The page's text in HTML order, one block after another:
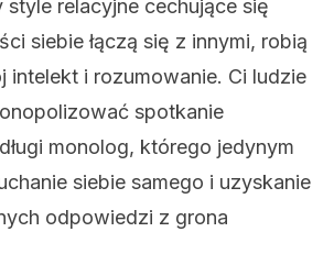
relacyjne cechujące się
siebie łączą się z innymi, robią
intelekt i rozumowanie. Ci ludzie
spotkanie
monolog, którego jedynym
siebie samego i uzyskanie
odpowiedzi z grona